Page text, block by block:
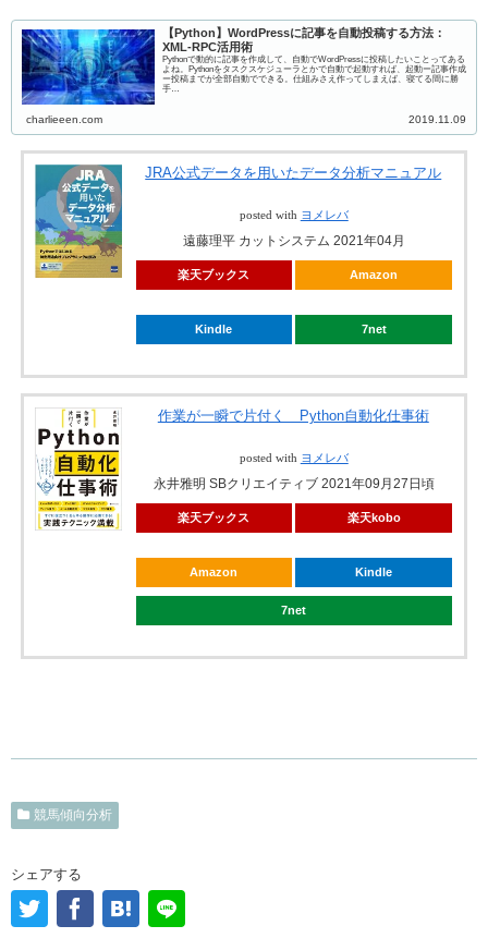
【Python】WordPressに記事を自動投稿する方法：
XML-RPC活用術
Pythonで動的に記事を作成して、自動でWordPressに投稿したいことってある
よね。Pythonをタスクスケジューラとかで自動で起動すれば、起動ー記事作成
ー投稿までが全部自動でできる。仕組みさえ作ってしまえば、寝てる間に勝
手…
charlieeen.com 2019.11.09
JRA公式データを用いたデータ分析マニュアル
posted with ヨメレバ
遠藤理平 カットシステム 2021年04月
楽天ブックス Amazon
Kindle 7net
作業が一瞬で片付く Python自動化仕事術
posted with ヨメレバ
永井雅明 SBクリエイティブ 2021年09月27日頃
楽天ブックス 楽天kobo
Amazon Kindle
7net
競馬傾向分析
シェアする